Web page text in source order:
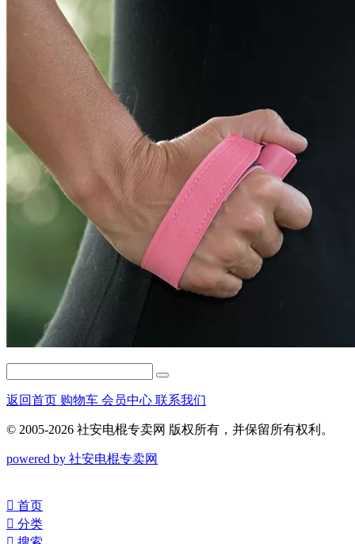
返回首页 购物车 会员中心 联系我们
© 2005-2026 社安电棍专卖网 版权所有，并保留所有权利。
powered by 社安电棍专卖网
󰀁 首页
󰀂 分类